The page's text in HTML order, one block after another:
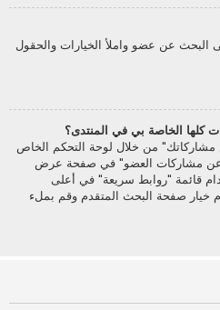
عن عضو واملأ الخيارات والحقول
كلها الخاصة بي في المنتدى؟
من خلال لوحة التحكم الخاص
عن مشاركات العضو" في صفحة عرض
قائمة "روابط سريعة" في أعلى
خيار صفحة البحث المتقدم وقم بملء